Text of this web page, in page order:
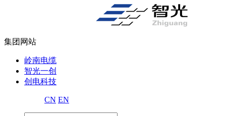
集团网站
岭南电缆
智光一创
创电科技
CN EN